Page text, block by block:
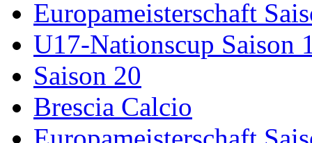
Europameisterschaft
U17-Nationscup Saison
Saison 20
Brescia Calcio